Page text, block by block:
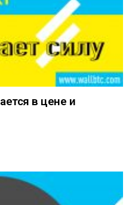
в цене и